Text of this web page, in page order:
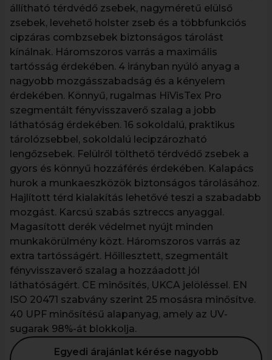
állítható térdvédő zsebek, nagyméretű elülső
zsebek, levehető holster zseb és a többfunkciós
cipzáras combzsebek biztonságos tárolást
kínálnak. Háromszoros varrás a maximális
tartósság érdekében. 4 irányban nyúló anyag a
nagyobb mozgásszabadság és a kényelem
érdekében. Könnyű, rugalmas HiVisTex Pro
szegmentált fényvisszaverő szalag a jobb
láthatóság érdekében. 16 sokoldalú, praktikus
tárolózsebbel, sokoldalú lecipzározható
lengőzsebek. Felülről tölthető térdvédő zsebek a
gyors és könnyű hozzáférés érdekében. Kalapács
hurok a munkaeszközök biztonságos tárolásához.
Hajlított térd kialakítás lehetővé teszi a szabadabb
mozgást. Karcsú szabás sztreccs anyaggal.
Magasított derék védelmet nyújt minden
munkakörülmény közt. Háromszoros varrás az
extra tartósságért. Hőillesztett, szegmentált
fényvisszaverő szalag a hozzáadott jól
láthatóságért. CE minősítés, UKCA jelöléssel. EN
ISO 20471 szabvány szerint 25 mosásra minősítve.
40 UPF minősítésű alapanyag, amely az UV-
sugarak 98%-át blokkolja.
Egyedi árajánlat kérése nagyobb